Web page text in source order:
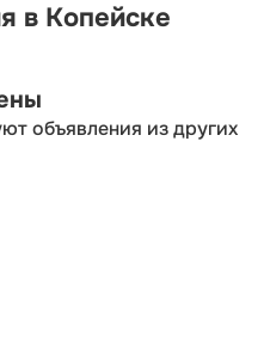
в Копейске
объявления из других